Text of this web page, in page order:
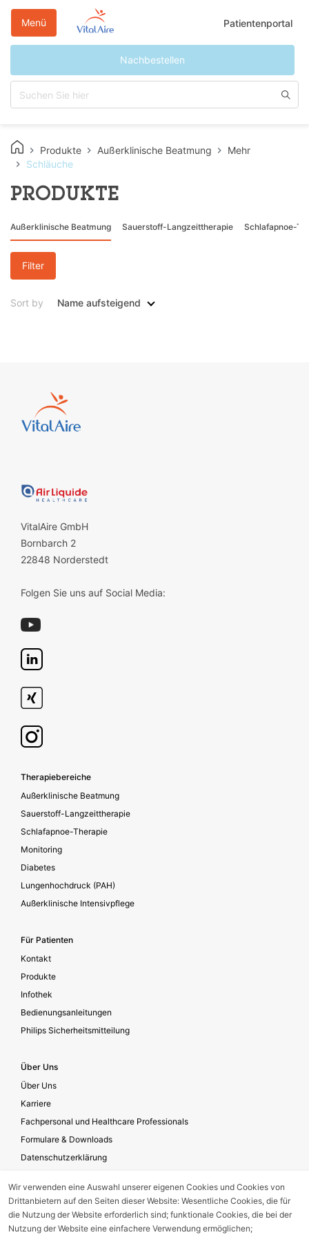
Patientenportal
Nachbestellen
Menü
Produkte Außerklinische Beatmung
Mehr
Schläuche
PRODUKTE
Außerklinische Beatmung Sauerstoff-Langzeittherapie Schlafapnoe-
Sort by Name aufsteigend
Filter
VitalAire GmbH
Bornbarch 2
22848 Norderstedt
Folgen Sie uns auf Social Media:
Footer secondary
Therapiebereiche
Außerklinische Beatmung
Sauerstoff-Langzeittherapie
Schlafapnoe-Therapie
Monitoring
Diabetes
Lungenhochdruck (PAH)
Außerklinische Intensivpflege
Für Patienten
Kontakt
Produkte
Infothek
Bedienungsanleitungen
Philips Sicherheitsmitteilung
Über Uns
Über Uns
Karriere
Fachpersonal und Healthcare Professionals
Formulare & Downloads
Datenschutzerklärung
Geschäftsbedingungen für die Website-Nutzung
Impressum
Unternehmensverantwortung
Wir verwenden eine Auswahl unserer eigenen Cookies und Cookies von
Drittanbietern auf den Seiten dieser Website: Wesentliche Cookies, die für
die Nutzung der Website erforderlich sind; funktionale Cookies, die bei der
Nutzung der Website eine einfachere Verwendung ermöglichen;